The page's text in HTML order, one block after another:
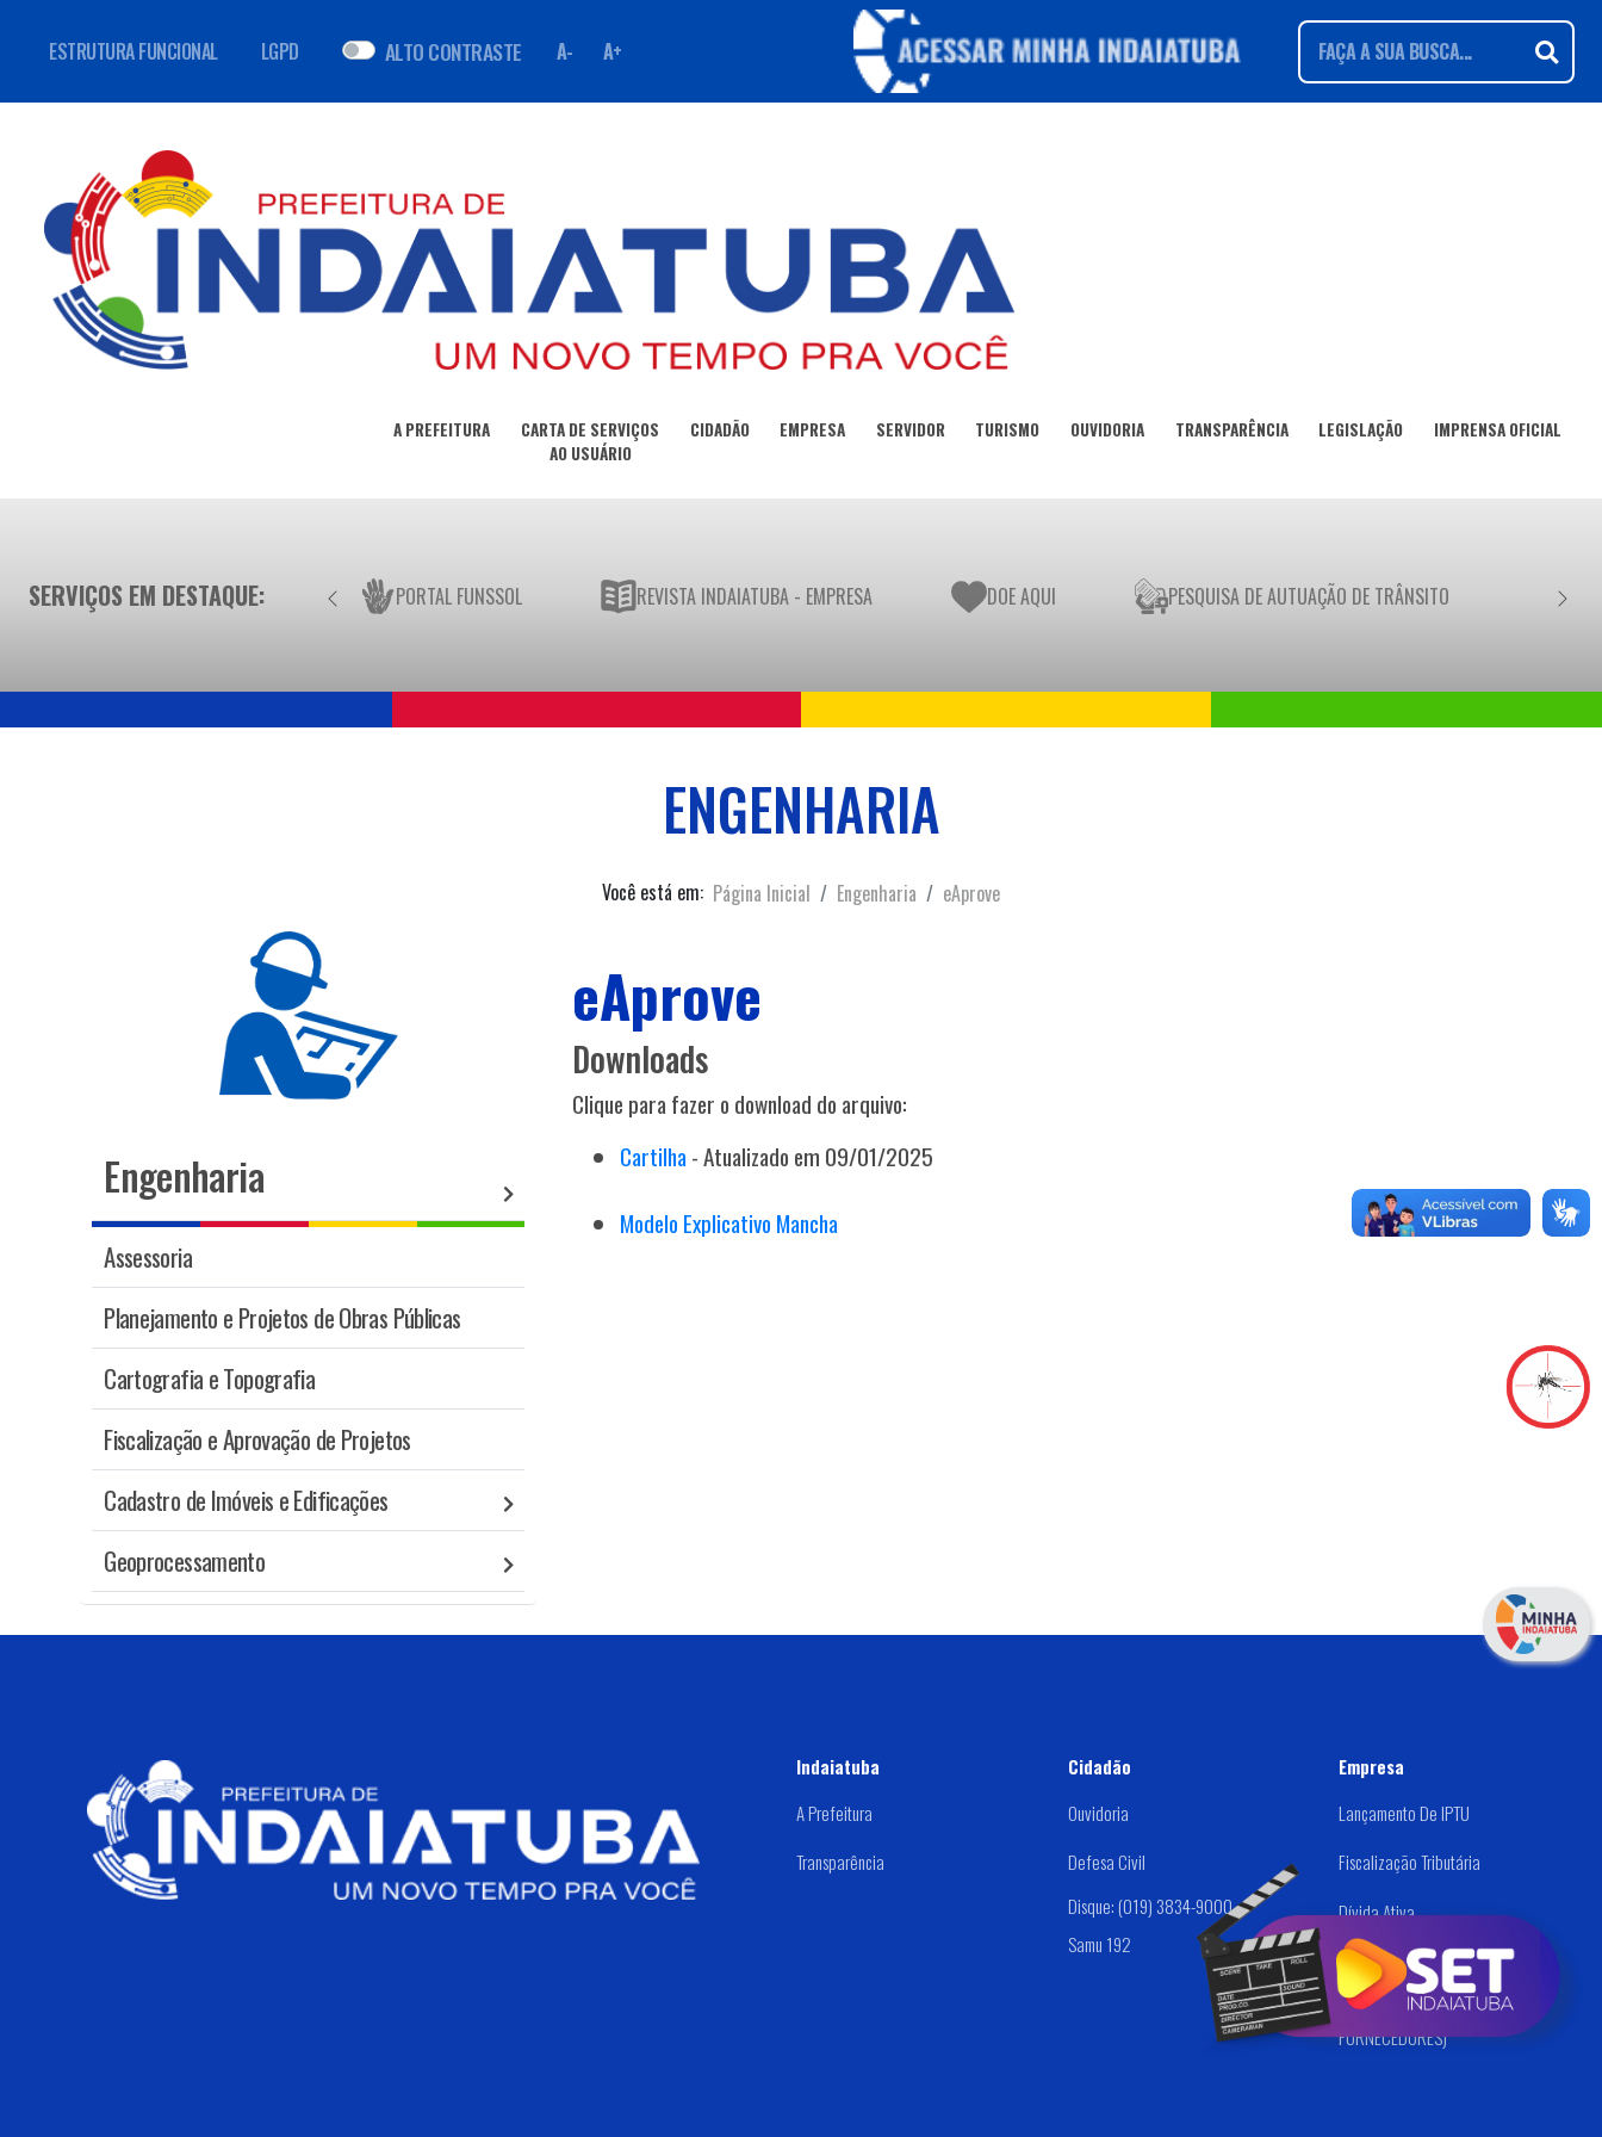
ESTRUTURA FUNCIONAL LGPD ALTO CONTRASTE A- A+
A PREFEITURA
CARTA DE SERVIÇOS
AO USUÁRIO
CIDADÃO EMPRESA SERVIDOR TURISMO OUVIDORIA TRANSPARÊNCIA LEGISLAÇÃO IMPRENSA OFICIAL
SERVIÇOS EM DESTAQUE: PORTAL FUNSSOL REVISTA INDAIATUBA - EMPRESA DOE AQUI PESQUISA DE AUTUAÇÃO DE TRÂNSITO
ENGENHARIA
Você está em: Página Inicial Engenharia eAprove
Engenharia
Assessoria
Planejamento e Projetos de Obras Públicas
Cartografia e Topografia
Fiscalização e Aprovação de Projetos
Cadastro de Imóveis e Edificações
Geoprocessamento
eAprove
Downloads
Clique para fazer o download do arquivo:
Cartilha- Atualizado em 09/01/2025
Modelo Explicativo Mancha
Indaiatuba
A Prefeitura
Transparência
Cidadão
Ouvidoria
Defesa Civil
Disque: (019) 3834-9000
Samu 192
Empresa
Lançamento De IPTU
Fiscalização Tributária
Dívida Ativa
Alvará /Cadastro De Empresas
Tesouraria - (PAGTO
FORNECEDORES)